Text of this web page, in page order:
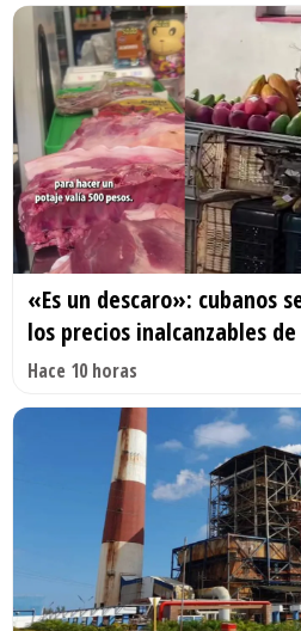
«Es un descaro»: cubanos
los precios inalcanzables
Hace 10 horas